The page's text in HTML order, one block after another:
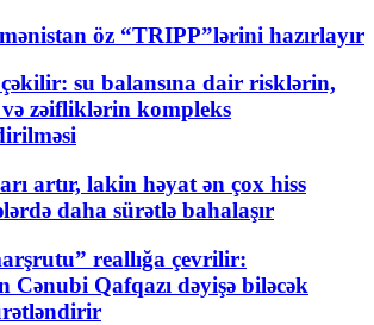
öz “TRIPP”lərini hazırlayır
su balansına dair risklərin,
zəifliklərin kompleks
artır, lakin həyat ən çox hiss
daha sürətlə bahalaşır
reallığa çevrilir:
Cənubi Qafqazı dəyişə biləcək